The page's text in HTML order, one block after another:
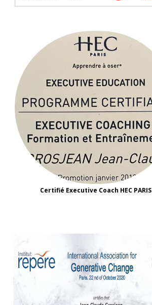
Certifié Executive Coach HEC PARIS